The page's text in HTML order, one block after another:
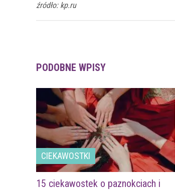
źródło: kp.ru
PODOBNE WPISY
CIEKAWOSTKI
15 ciekawostek o paznokciach i